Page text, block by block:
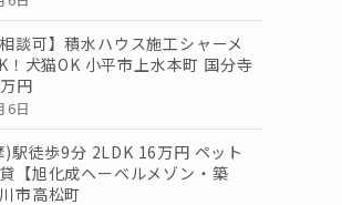
相談可】積水ハウス施工シャーメ
！犬猫OK 小平市上水本町 国分寺
円
6日
)駅徒歩9分 2LDK 16万円 ペット
【旭化成ヘーベルメゾン・築
市高松町